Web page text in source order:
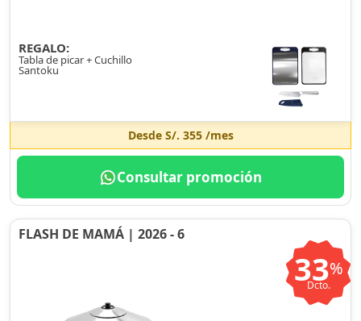
REGALO:
Tabla de picar + Cuchillo
Santoku
Desde S/. 355/mes
Consultar promoción
FLASH DE MAMÁ | 2026 - 6
33%
Dcto.